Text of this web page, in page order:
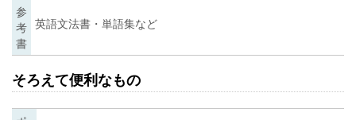
参
考
書
英語文法書・単語集など
そろえて便利なもの